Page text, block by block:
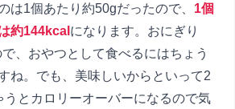
は1個あたり約50gだったので、 1個
約144kcal になります。おにぎり
、おやつとして食べるにはちょう
ね。でも、美味しいからといって2
うとカロリーオーバーになるので気